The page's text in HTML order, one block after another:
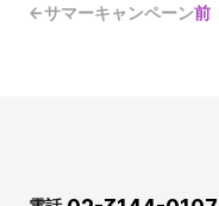
←サマーキャンペーン前